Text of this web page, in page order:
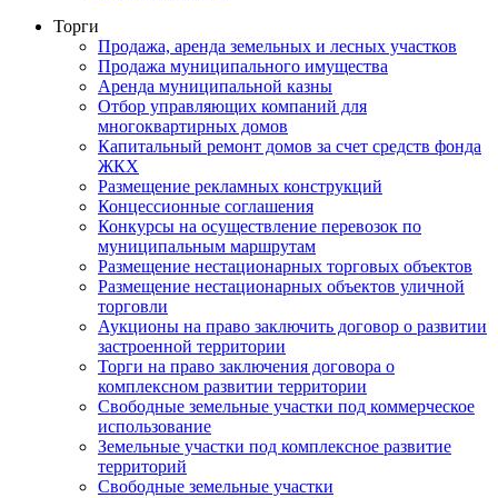
Торги
Продажа, аренда земельных и лесных участков
Продажа муниципального имущества
Аренда муниципальной казны
Отбор управляющих компаний для
многоквартирных домов
Капитальный ремонт домов за счет средств фонда
ЖКХ
Размещение рекламных конструкций
Концессионные соглашения
Конкурсы на осуществление перевозок по
муниципальным маршрутам
Размещение нестационарных торговых объектов
Размещение нестационарных объектов уличной
торговли
Аукционы на право заключить договор о развитии
застроенной территории
Торги на право заключения договора о
комплексном развитии территории
Свободные земельные участки под коммерческое
использование
Земельные участки под комплексное развитие
территорий
Свободные земельные участки